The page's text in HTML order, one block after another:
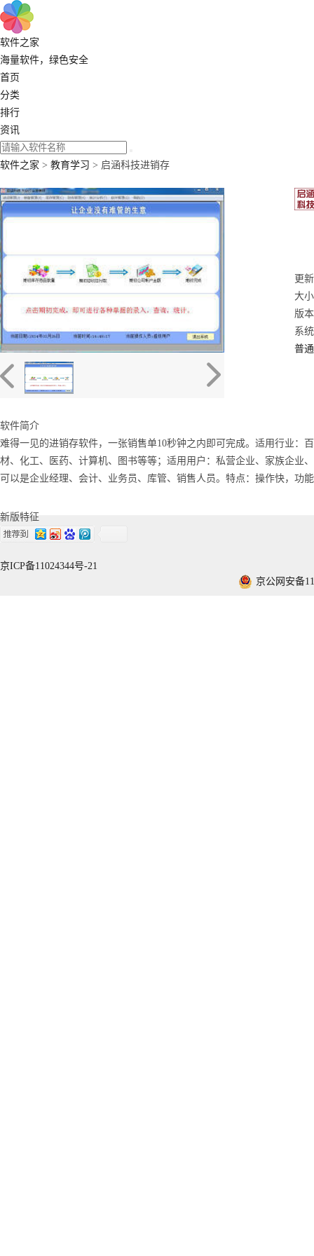
软件之家
海量软件，绿色安全
首页
分类
排行
资讯
软件之家 > 教育学习 > 启涵科技进销存
更
大
版
系
普
软件简介
难得一见的进销存软件，一张销售单10秒钟之内即可完成。适用行业：
材、化工、医药、计算机、图书等等；适用用户：私营企业、家族企业
可以是企业经理、会计、业务员、库管、销售人员。特点：操作快，功
新版特征
京ICP备11024344号-21
京公网安备